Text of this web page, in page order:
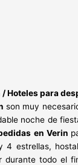
Hoteles para
son muy
noche de
en Verin
4 estrellas,
durante todo el